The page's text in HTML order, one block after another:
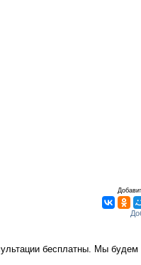
бесплатны. Мы